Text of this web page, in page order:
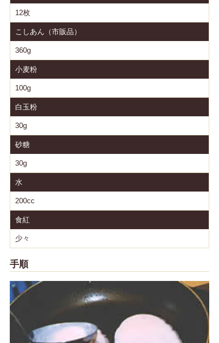
12枚
こしあん（市販品）
360g
小麦粉
100g
白玉粉
30g
砂糖
30g
水
200cc
食紅
少々
手順